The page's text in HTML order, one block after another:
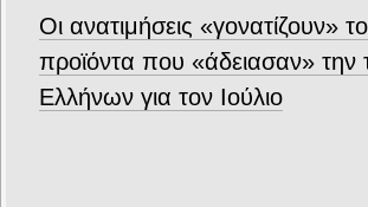
Οι ανατιμήσεις «γονατίζουν»
προϊόντα που «άδειασαν» την
Ελλήνων για τον Ιούλιο